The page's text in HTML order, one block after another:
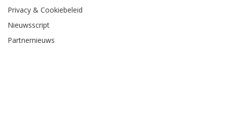
Privacy & Cookiebeleid
Nieuwsscript
Partnernieuws